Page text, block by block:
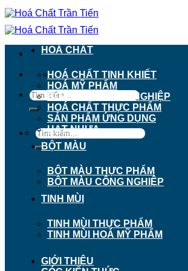
Chuyển
đến
nội
911 - 913 Nguyễn Trãi,
Tìm
kiếm:
Tìm
kiếm:
HOÁ CHẤT
HOÁ CHẤT TINH KHIẾT
HOÁ MỸ PHẨM
HOÁ CHẤT CÔNG NGHIỆP
HOÁ CHẤT THỰC PHẨM
SẢN PHẨM ỨNG DỤNG
HẠT NHỰA
BỘT MÀU
BỘT MÀU THỰC PHẨM
BỘT MÀU CÔNG NGHIỆP
TINH MÙI
TINH MÙI THỰC PHẨM
TINH MÙI HOÁ MỸ PHẨM
GIỚI THIỆU